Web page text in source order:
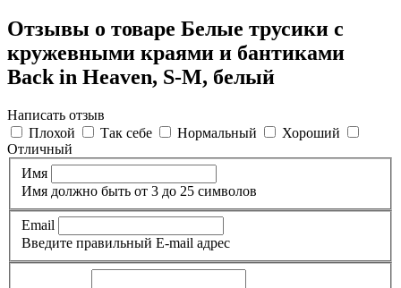
Отзывы о товаре Белые трусики с
кружевными краями и бантиками
Back in Heaven, S-M, белый
Написать отзыв
Плохой
Так себе Нормальный
Хороший
Отличный
Имя
Имя должно быть от 3 до 25 символов
Email
Введите правильный E-mail адрес